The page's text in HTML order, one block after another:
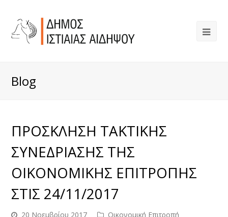
Blog
ΠΡΟΣΚΛΗΣΗ ΤΑΚΤΙΚΗΣ
ΣΥΝΕΔΡΙΑΣΗΣ ΤΗΣ
ΟΙΚΟΝΟΜΙΚΗΣ ΕΠΙΤΡΟΠΗΣ
ΣΤΙΣ 24/11/2017
20 Νοεμβρίου 2017 Οικονομική Επιτροπή